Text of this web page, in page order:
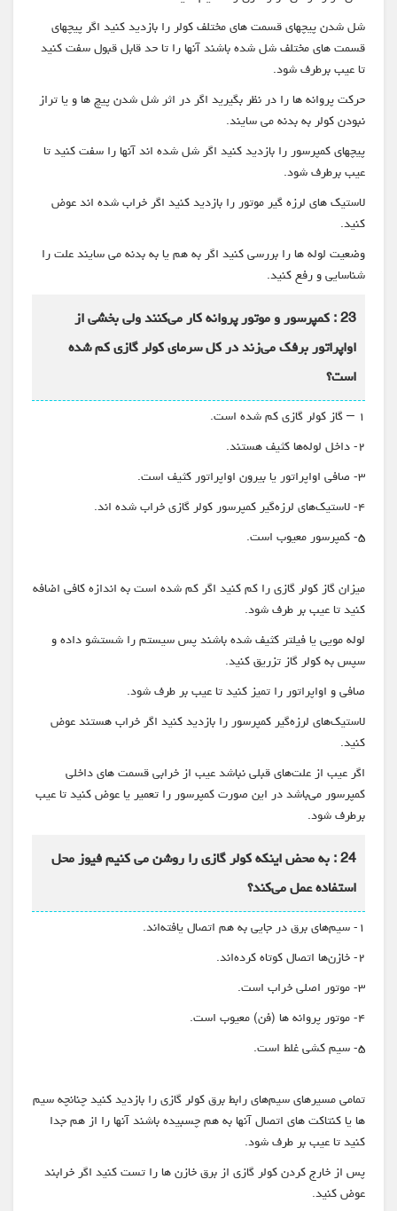
شل شدن پیچهای قسمت های مختلف کولر را بازدید کنید اگر پیچهای
قسمت های مختلف شل شده باشند آنها را تا حد قابل قبول سفت کنید
تا عیب برطرف شود.
حرکت پروانه ها را در نظر بگیرید اگر در اثر شل شدن پیچ ها و یا تراز
نبودن کولر به بدنه می سایند.
پیچهای کمپرسور را بازدید کنید اگر شل شده اند آنها را سفت کنید تا
عیب برطرف شود.
لاستیک های لرزه گیر موتور را بازدید کنید اگر خراب شده اند عوض
کنید.
وضعیت لوله ها را بررسی کنید اگر به هم یا به بدنه می سایند علت را
شناسایی و رفع کنید.
23 : کمپرسور و موتور پروانه کار می‌کنند ولی بخشی از
اواپراتور برفک می‌زند در کل سرمای کولر گازی کم شده
است؟
۱ – گاز کولر گازی کم شده است.
۲- داخل لوله‌ها کثیف هستند.
۳- صافی اواپراتور یا بیرون اواپراتور کثیف است.
۴- لاستیک‌های لرزه‌گیر کمپرسور کولر گازی خراب شده اند.
۵- کمپرسور معیوب است.
میزان گاز کولر گازی را کم کنید اگر کم شده است به اندازه کافی اضافه
کنید تا عیب بر طرف شود.
لوله مویی یا فیلتر کثیف شده باشند پس سیستم را شستشو داده و
سپس به کولر گاز تزریق کنید.
صافی و اواپراتور را تمیز کنید تا عیب بر طرف شود.
لاستیک‌های لرزه‌گیر کمپرسور را بازدید کنید اگر خراب هستند عوض
کنید.
اگر عیب از علت‌های قبلی نباشد عیب از خرابی قسمت های داخلی
کمپرسور می‌باشد در این صورت کمپرسور را تعمیر یا عوض کنید تا عیب
برطرف شود.
24 : به محض اینکه کولر گازی را روشن می کنیم فیوز محل
استفاده عمل می‌کند؟
۱- سیم‌های برق در جایی به هم اتصال یافته‌اند.
۲- خازن‌ها اتصال کوتاه کرده‌اند.
۳- موتور اصلی خراب است.
۴- موتور پروانه ها (فن) معیوب است.
۵- سیم کشی غلط است.
تمامی مسیرهای سیم‌های رابط برق کولر گازی را بازدید کنید چنانچه سیم
ها یا کنتاکت های اتصال آنها به هم چسبیده باشند آنها را از هم جدا
کنید تا عیب بر طرف شود.
پس از خارج کردن کولر گازی از برق خازن ها را تست کنید اگر خرابند
عوض کنید.